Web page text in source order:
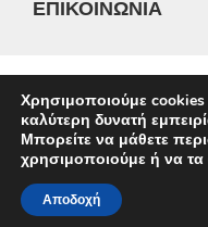
ΕΠΙΚΟΙΝΩΝΊΑ
Service
©
Χρησιμοποιούμε
καλύτερη δυνατή
Μπορείτε να μάθετε
χρησιμοποιούμε ή να
Αποδοχή